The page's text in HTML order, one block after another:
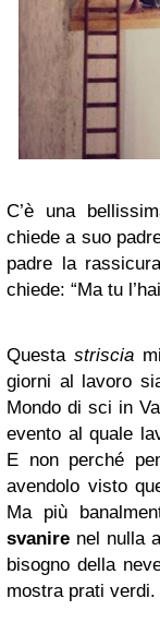
C’è una
chiede a suo
padre la
chiede: “Ma tu
Questastriscia
giorni al lavoro
Mondo di sci in
evento al quale
E non perché
avendolo visto
Ma più
svanire nel nulla
bisogno della
mostra prati verdi.